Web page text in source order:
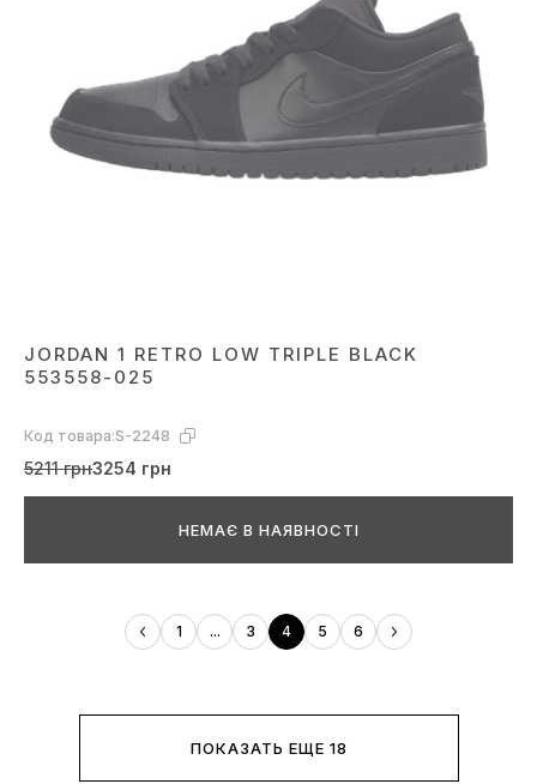
JORDAN 1 RETRO LOW TRIPLE BLACK
553558-025
Код товара:S-2248
5211 грн3254 грн
НЕМАЄ В НАЯВНОСТІ
1 ... 3 4 5 6
ПОКАЗАТЬ ЕЩЕ 18